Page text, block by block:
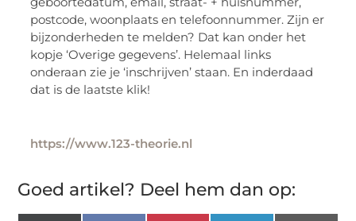
postcode, woonplaats en telefoonnummer. Zijn er
bijzonderheden te melden? Dat kan onder het
kopje ‘Overige gegevens’. Helemaal links
onderaan zie je ‘inschrijven’ staan. En inderdaad
dat is de laatste klik!
https://www.123-theorie.nl
Goed artikel? Deel hem dan op: